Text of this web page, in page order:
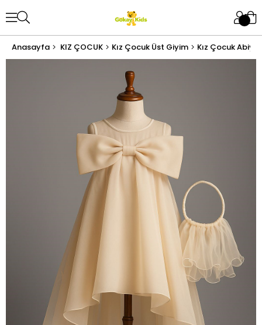
Anasayfa KIZ ÇOCUK Kız Çocuk Üst Giyim Kız Çocuk Abiye